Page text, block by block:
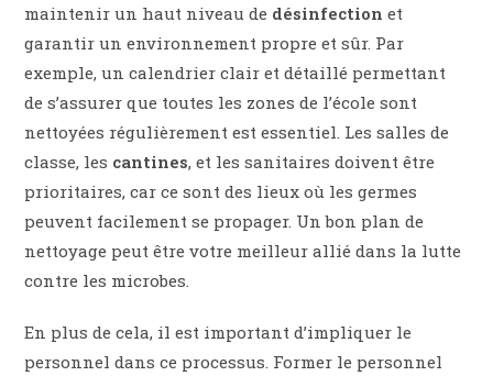
maintenir un haut niveau de désinfection et
garantir un environnement propre et sûr. Par
exemple, un calendrier clair et détaillé permettant
de s’assurer que toutes les zones de l’école sont
nettoyées régulièrement est essentiel. Les salles de
classe, les cantines, et les sanitaires doivent être
prioritaires, car ce sont des lieux où les germes
peuvent facilement se propager. Un bon plan de
nettoyage peut être votre meilleur allié dans la lutte
contre les microbes.
En plus de cela, il est important d’impliquer le
personnel dans ce processus. Former le personnel